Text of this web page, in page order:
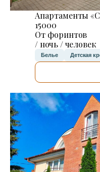
Апартаменты
15000
От форинтов
/ ночь / человек
Белье Детская